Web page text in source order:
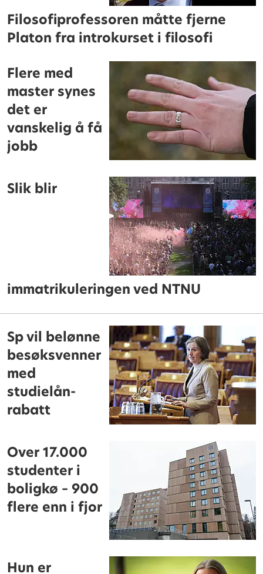
Filosofiprofessoren måtte fjerne
Platon fra introkurset i filosofi
Flere med
master synes
det er
vanskelig å få
jobb
Slik blir
immatrikuleringen ved NTNU
Sp vil belønne
besøksvenner
med
studielån-
rabatt
Over 17.000
studenter i
boligkø – 900
flere enn i fjor
Hun er